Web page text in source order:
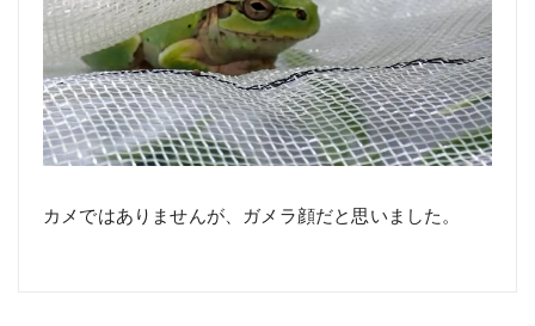
カメではありませんが、ガメラ顔だと思いました。